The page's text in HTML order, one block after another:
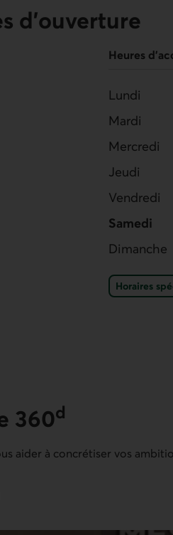
d'ouverture
Heures
Lundi
Mardi
Mercredi
Jeudi
Vendredi
Samedi
Dimanche
Horaires
360d
aider à concrétiser vos